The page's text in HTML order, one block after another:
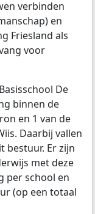
verbinden
en
Friesland als
voor
De
binnen de
en 1 van de
Daarbij vallen
bestuur. Er zijn
met deze
per school en
(op een totaal